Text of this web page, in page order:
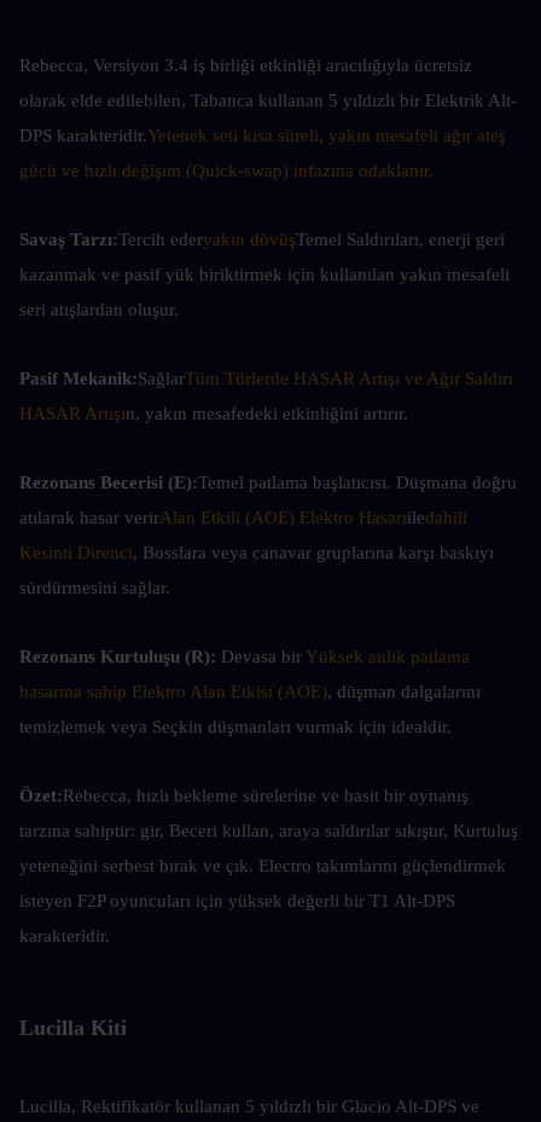
Rebecca, Versiyon 3.4 iş birliği etkinliği aracılığıyla ücretsiz
olarak elde edilebilen, Tabanca kullanan 5 yıldızlı bir Elektrik Alt-
DPS karakteridir.Yetenek seti kısa süreli, yakın mesafeli ağır ateş
gücü ve hızlı değişim (Quick-swap) infazına odaklanır.
Savaş Tarzı:Tercih ederyakın dövüşTemel Saldırıları, enerji geri
kazanmak ve pasif yük biriktirmek için kullanılan yakın mesafeli
seri atışlardan oluşur.
Pasif Mekanik:SağlarTüm Türlerde HASAR Artışı ve Ağır Saldırı
HASAR Artışın, yakın mesafedeki etkinliğini artırır.
Rezonans Becerisi (E):Temel patlama başlatıcısı. Düşmana doğru
atılarak hasar verirAlan Etkili (AOE) Elektro Hasarıiledahili
Kesinti Direnci, Bosslara veya canavar gruplarına karşı baskıyı
sürdürmesini sağlar.
Rezonans Kurtuluşu (R): Devasa bir Yüksek anlık patlama
hasarına sahip Elektro Alan Etkisi (AOE), düşman dalgalarını
temizlemek veya Seçkin düşmanları vurmak için idealdir.
Özet:Rebecca, hızlı bekleme sürelerine ve basit bir oynanış
tarzına sahiptir: gir, Beceri kullan, araya saldırılar sıkıştır, Kurtuluş
yeteneğini serbest bırak ve çık. Electro takımlarını güçlendirmek
isteyen F2P oyuncuları için yüksek değerli bir T1 Alt-DPS
karakteridir.
Lucilla Kiti
Lucilla, Rektifikatör kullanan 5 yıldızlı bir Glacio Alt-DPS ve